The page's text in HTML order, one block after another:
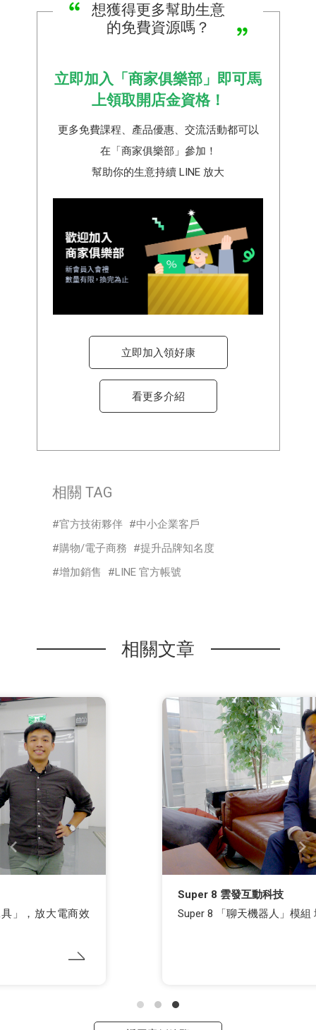
想獲得更多幫助生意
的免費資源嗎？
立即加入「商家俱樂部」即可馬
上領取開店金資格！
更多免費課程、產品優惠、交流活動都可以
在「商家俱樂部」參加！
幫助你的生意持續 LINE 放大
立即加入領好康
看更多介紹
相關 TAG
官方技術夥伴
中小企業客戶
購物/電子商務
提升品牌知名度
增加銷售
LINE 官方帳號
相關文章
Super 8 「聊天機器人」模組 增粉轉換變現力